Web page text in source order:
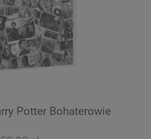
Potter Bohaterowie